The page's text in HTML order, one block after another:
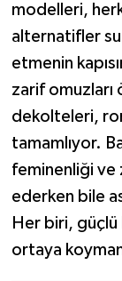
modelleri,
alternatifler
etmenin
zarif omuzları
dekolteleri,
tamamlıyor.
feminenliği ve
ederken bile
Her biri, güçlü
ortaya